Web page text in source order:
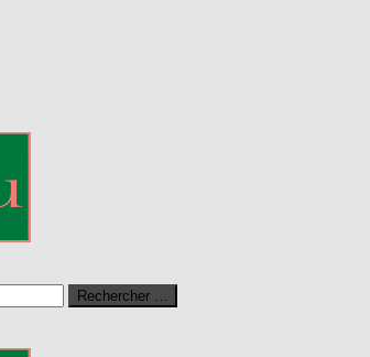
Rechercher …